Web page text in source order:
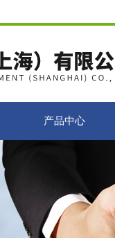
产品中心